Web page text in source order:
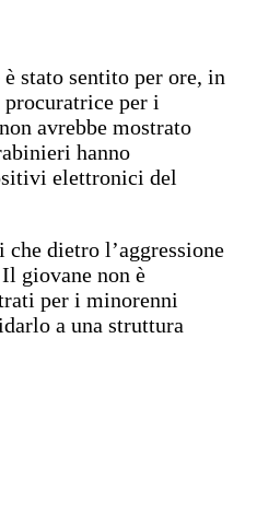
è stato sentito per ore, in
per i
avrebbe mostrato
hanno
elettronici del
dietro l’aggressione
giovane non è
per i minorenni
a una struttura